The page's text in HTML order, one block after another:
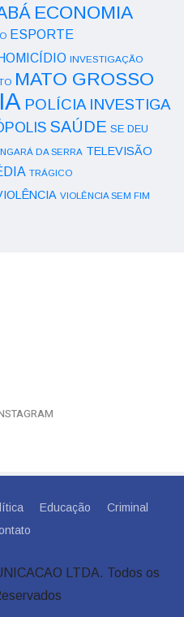
ECONOMIA
ESPORTE
HOMICÍDIO INVESTIGAÇÃO
MATO GROSSO
POLÍCIA INVESTIGA
SAÚDE SE DEU
DA SERRA TELEVISÃO
TRÁGICO
VIOLÊNCIA SEM FIM
Educação
Criminal
LTDA. Todos os